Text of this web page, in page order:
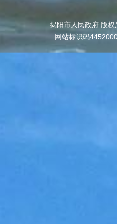
揭阳市人民政府 版
网站标识码